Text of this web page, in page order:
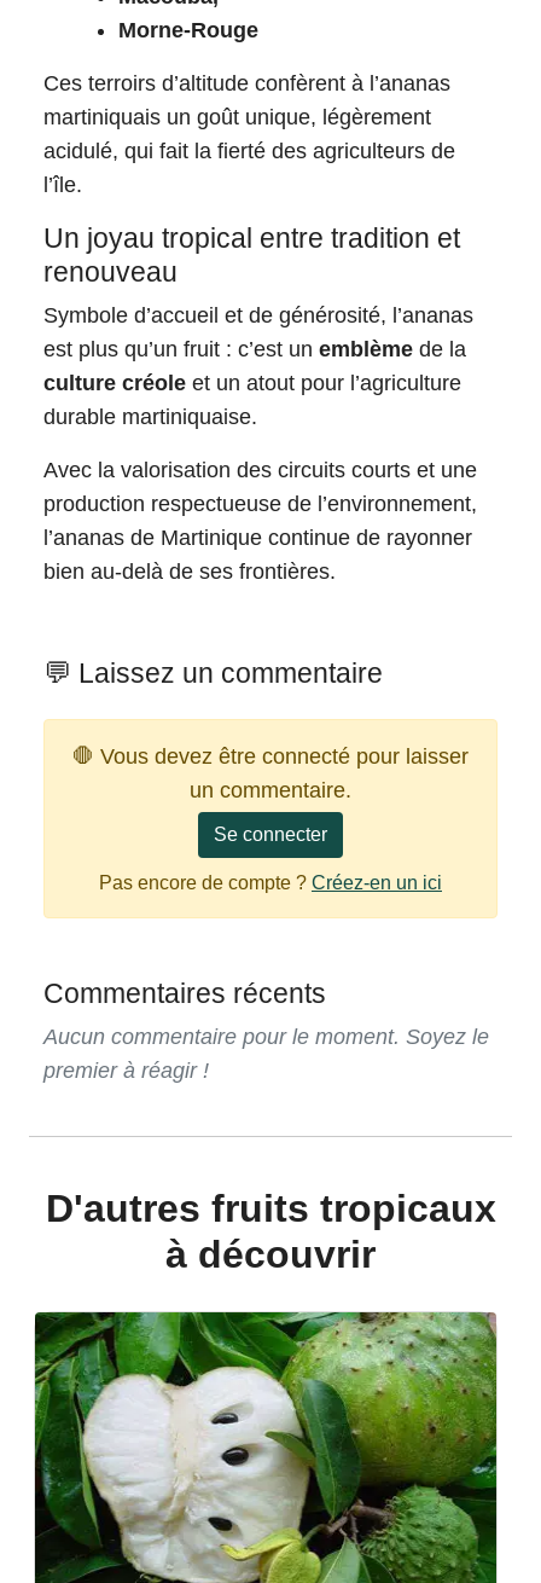
Morne-Rouge
Ces terroirs d’altitude confèrent à l’ananas
martiniquais un goût unique, légèrement
acidulé, qui fait la fierté des agriculteurs de
l’île.
Un joyau tropical entre tradition et
renouveau
Symbole d’accueil et de générosité, l’ananas
est plus qu’un fruit : c’est un emblème de la
culture créole et un atout pour l’agriculture
durable martiniquaise.
Avec la valorisation des circuits courts et une
production respectueuse de l’environnement,
l’ananas de Martinique continue de rayonner
bien au-delà de ses frontières.
💬 Laissez un commentaire
🛑 Vous devez être connecté pour laisser
un commentaire.
Se connecter
Pas encore de compte ? Créez-en un ici
Commentaires récents
Aucun commentaire pour le moment. Soyez le
premier à réagir !
D'autres fruits tropicaux
à découvrir